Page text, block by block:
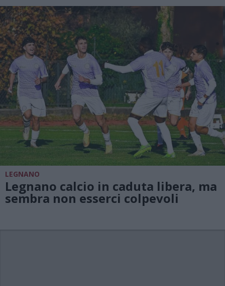
LEGNANO
Legnano calcio in caduta libera, ma
sembra non esserci colpevoli